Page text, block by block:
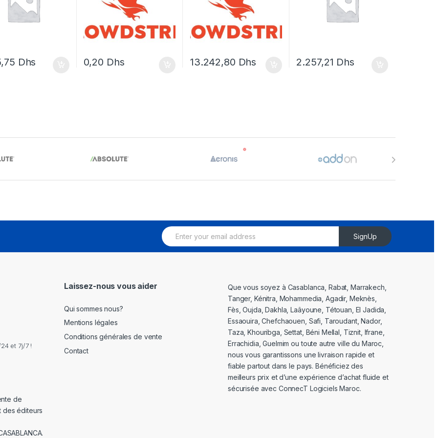
Dhs 0,20 Dhs 13.242,80 Dhs 2.257,21 Dhs
E
m
SignUp
et 7j/7 !
de
des éditeurs
Laissez-nous vous aider
Qui sommes nous?
Mentions légales
Conditions générales de vente
Contact
Que vous soyez à Casablanca, Rabat, Marrakech,
Tanger, Kénitra, Mohammedia, Agadir, Meknès,
Fès, Oujda, Dakhla, Laâyoune, Tétouan, El Jadida,
Essaouira, Chefchaouen, Safi, Taroudant, Nador,
Taza, Khouribga, Settat, Béni Mellal, Tiznit, Ifrane,
Errachidia, Guelmim ou toute autre ville du Maroc,
nous vous garantissons une livraison rapide et
fiable partout dans le pays. Bénéficiez des
meilleurs prix et d’une expérience d’achat fluide et
sécurisée avec ConnecT Logiciels Maroc.